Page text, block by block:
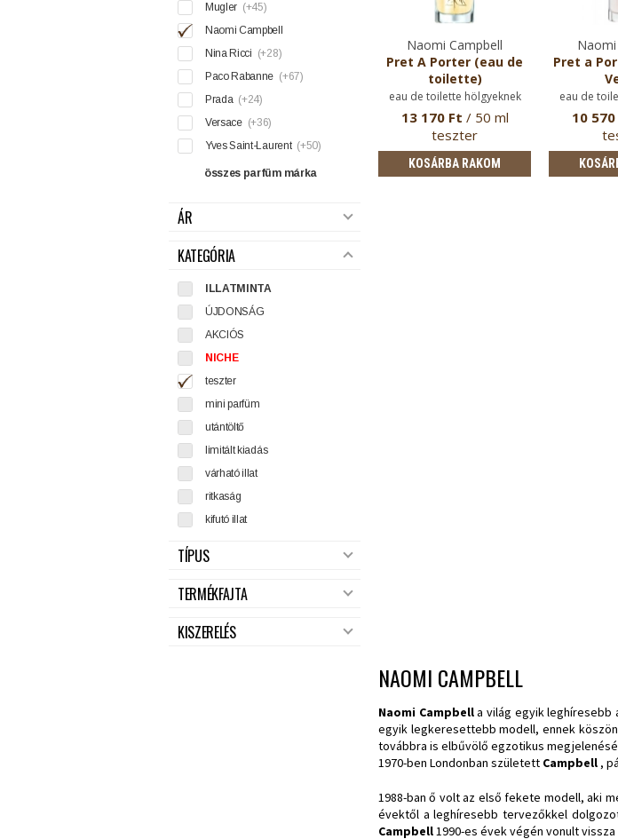
Mugler (+45)
Naomi Campbell
Nina Ricci (+28)
Paco Rabanne (+67)
Prada (+24)
Versace (+36)
Yves Saint-Laurent (+50)
összes parfüm márka
ÁR
KATEGÓRIA
ILLATMINTA
ÚJDONSÁG
AKCIÓS
NICHE
teszter
mini parfüm
utántöltő
limitált kiadás
várható illat
ritkaság
kifutó illat
TÍPUS
TERMÉKFAJTA
KISZERELÉS
Naomi Campbell
Pret A Porter (eau de
toilette)
eau de toilette hölgyeknek
13 170 Ft / 50 ml
teszter
KOSÁRBA RAKOM
Pret a
eau de
10
NAOMI CAMPBELL
Naomi Campbella világ egyik leghíresebb
egyik legkeresettebb modell, ennek
továbbra is elbűvölő egzotikus
1970-ben Londonban született Campbell ,
1988-ban ő volt az első fekete modell, aki
évektől a leghíresebb tervezőkkel
Campbell1990-es évek végén vonult